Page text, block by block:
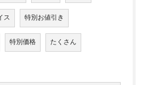
ス 特別お値引き
特別価格 たくさん